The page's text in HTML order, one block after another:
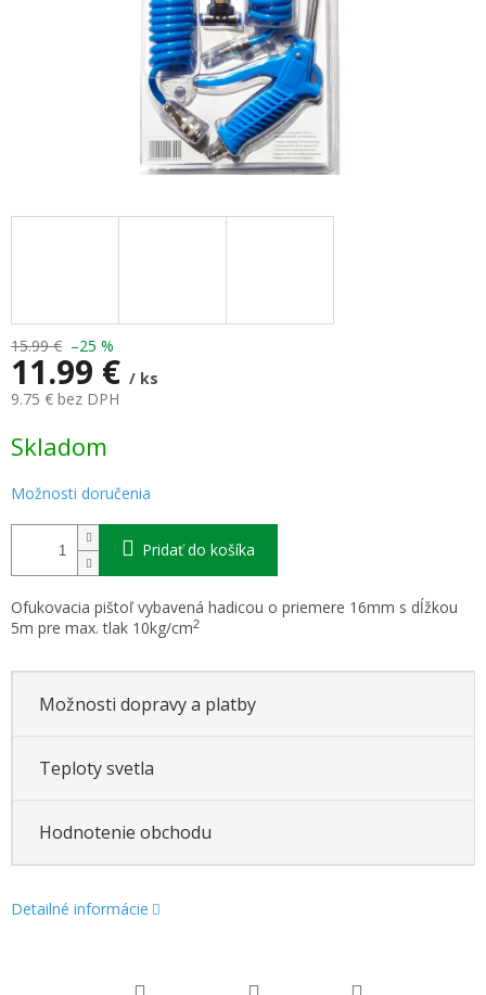
15.99 € –25 %
11.99 € / ks
9.75 € bez DPH
cena:
Skladom
Možnosti doručenia
Pridať do košíka
Ofukovacia pištoľ vybavená hadicou o priemere 16mm s dĺžkou
5m pre max. tlak 10kg/cm2
Možnosti dopravy a platby
Teploty svetla
Hodnotenie obchodu
Detailné informácie